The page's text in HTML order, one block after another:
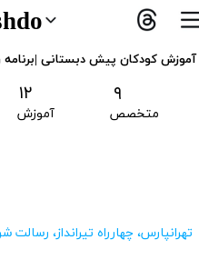
آموزش کودکان پیش دبستانی |برنامه
متخصص آموزش
۹ ۱۲
​تهرانپارس، چهارراه تیرانداز،